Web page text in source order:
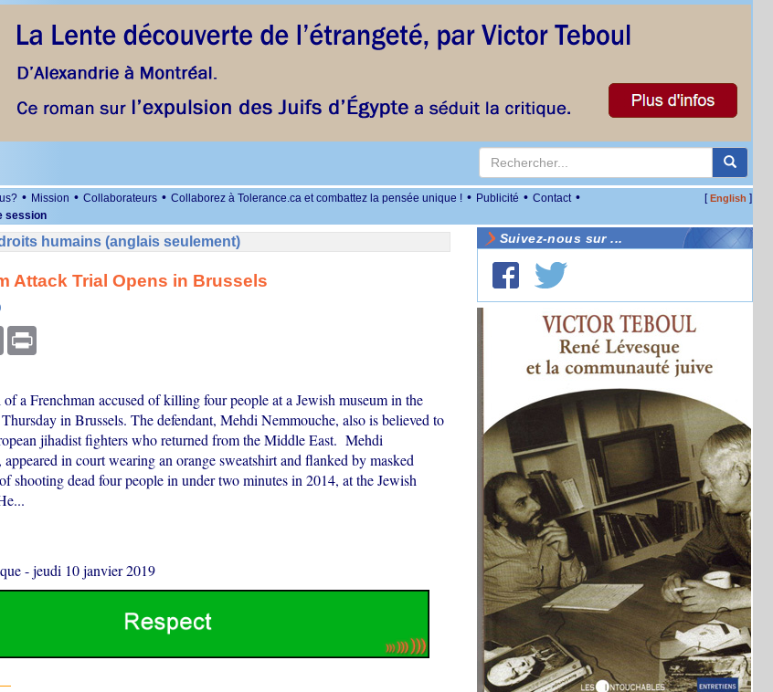
• Mission • Collaborateurs • Collaborez à Tolerance.ca et combattez la pensée unique ! • Publicité • Contact •
session
[English ]
humains (anglais seulement)
Attack Trial Opens in Brussels
Email Print
a Frenchman accused of killing four people at a Jewish museum in the
in Brussels. The defendant, Mehdi Nemmouche, also is believed to
jihadist fighters who returned from the Middle East. Mehdi
in court wearing an orange sweatshirt and flanked by masked
shooting dead four people in under two minutes in 2014, at the Jewish
-jeudi 10 janvier 2019
Suivez-nous sur ...